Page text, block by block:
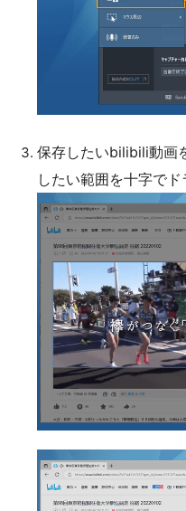
保存したいbilibili動画
したい範囲を十字で